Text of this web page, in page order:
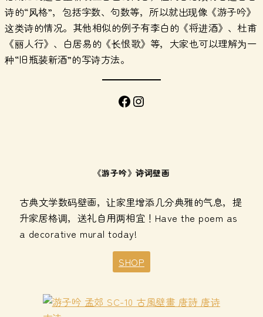
诗的“风格”，包括字数、句数等，所以就出现像《游子吟》
这类诗的情况。其他相似的例子有李白的《将进酒》、杜甫
《丽人行》、白居易的《长恨歌》等，大家也可以理解为一
种“旧瓶装新酒”的写诗方法。
Facebook
Instagram
《游子吟》诗词壁画
古典文学数码壁画，让家里增添几分典雅的气息，提
升家居格调，送礼自用两相宜！Have the poem as
a decorative mural today!
SHOP